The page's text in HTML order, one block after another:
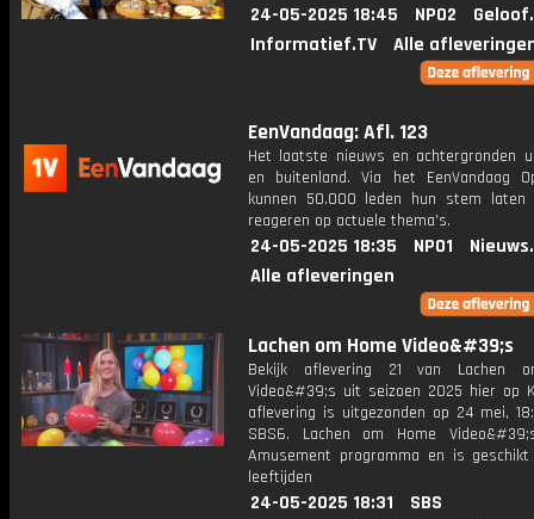
24-05-2025 18:45 NPO2
Informatief.TV
Alle
EenVandaag: Afl. 123
Het laatste nieuws en achtergronden
en buitenland. Via het EenVandaag
kunnen 50.000 leden hun stem laten
reageren op actuele thema's.
24-05-2025 18:35 NPO1
Alle afleveringen
Lachen om Home Video&#39;s
Bekijk aflevering 21 van Lachen
Video&#39;s uit seizoen 2025 hier op
aflevering is uitgezonden op 24 mei,
SBS6. Lachen om Home
Amusement programma en is
leeftijden
24-05-2025 18:31
SBS